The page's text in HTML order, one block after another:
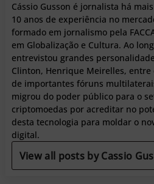
Cássio Gusson é jornalista há
10 anos de experiência no
formado em jornalismo pela
em Globalização e Cultura. Ao
entrevistou grandes
Clinton, Henrique Meirelles,
de importantes fóruns
migrou do poder público para o
criptomoedas por acreditar no
desta tecnologia para moldar o
digital.
View all posts by Cassio